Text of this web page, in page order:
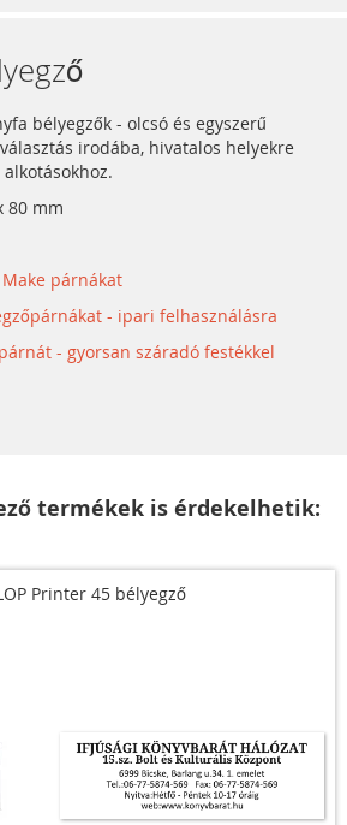
bélyegzők - olcsó és egyszerű
irodába, hivatalos helyekre
80 mm
Make párnákat
- ipari felhasználásra
- gyorsan száradó festékkel
termékek is érdekelhetik:
Printer 45 bélyegző